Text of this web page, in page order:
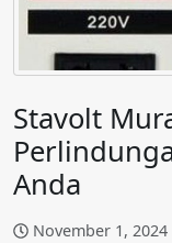
Stavolt
Anda
November 1, 2024